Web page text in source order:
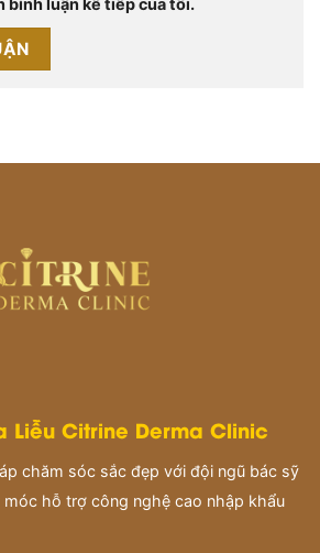
bình luận kế tiếp của tôi.
Liễu Citrine Derma Clinic
chăm sóc sắc đẹp với đội ngũ bác sỹ
hỗ trợ công nghệ cao nhập khẩu